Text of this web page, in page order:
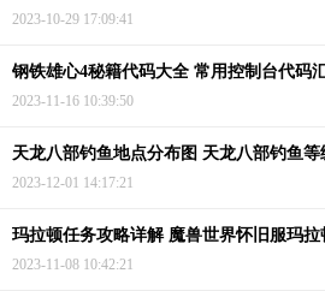
2023-10-29 17:09:41
钢铁雄心4秘籍代码大全 常用控制台代码
2023-11-16 10:39:50
天龙八部钓鱼地点分布图 天龙八部钓鱼等
2023-12-01 14:17:21
玛拉顿任务攻略详解 魔兽世界怀旧服玛拉
2023-11-08 10:42:21